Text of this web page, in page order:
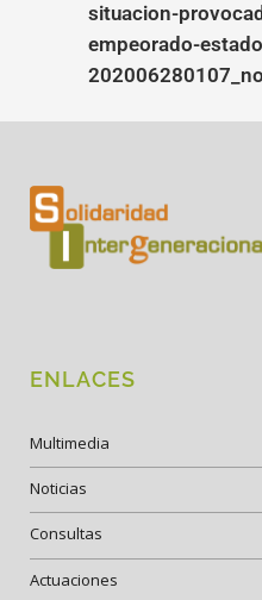
situacion-
empeorado-
ENLACES
Multimedia
Noticias
Consultas
Actuaciones